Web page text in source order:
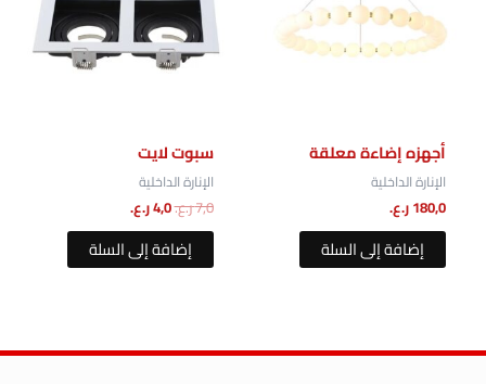
أجهزه إضاءة معلقة
الإنارة الداخلية
180,0ر.ع.
إضافة إلى السلة
سبوت لايت
الإنارة الداخلية
7,0ر.ع.4,0ر.ع.
إضافة إلى السلة